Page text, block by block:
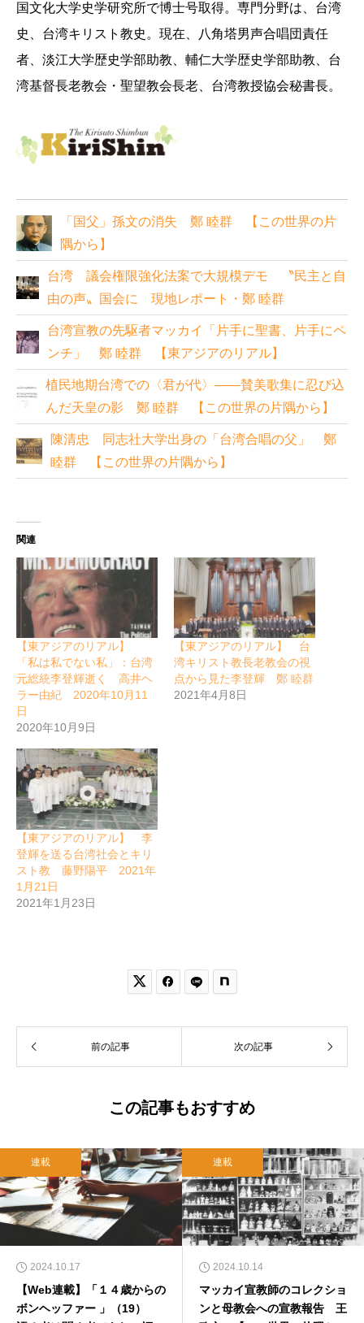
国文化大学史学研究所で博士号取得。専門分野は、台湾
史、台湾キリスト教史。現在、八角塔男声合唱団責任
者、淡江大学歴史学部助教、輔仁大学歴史学部助教、台
湾基督長老教会・聖望教会長老、台湾教授協会秘書長。
「国父」孫文の消失 鄭 睦群 【この世界の片
隅から】
台湾 議会権限強化法案で大規模デモ 〝民主と自
由の声〟国会に 現地レポート・鄭 睦群
台湾宣教の先駆者マッカイ「片手に聖書、片手にペ
ンチ」 鄭 睦群 【東アジアのリアル】
植民地期台湾での〈君が代〉――賛美歌集に忍び込
んだ天皇の影 鄭 睦群 【この世界の片隅から】
陳清忠 同志社大学出身の「台湾合唱の父」 鄭
睦群 【この世界の片隅から】
関連
【東アジアのリアル】
「私は私でない私」：台湾
元総統李登輝逝く 高井ヘ
ラー由紀 2020年10月11
日
2020年10月9日
【東アジアのリアル】 台
湾キリスト教長老教会の視
点から見た李登輝 鄭 睦群
2021年4月8日
【東アジアのリアル】 李
登輝を送る台湾社会とキリ
スト教 藤野陽平 2021年
1月21日
2021年1月23日
 
前の記事 次の記事
この記事もおすすめ
連載
2024.10.17
【Web連載】「１４歳からの
ボンヘッファー 」（19）
連載
2024.10.14
マッカイ宣教師のコレクショ
ンと母教会への宣教報告 王